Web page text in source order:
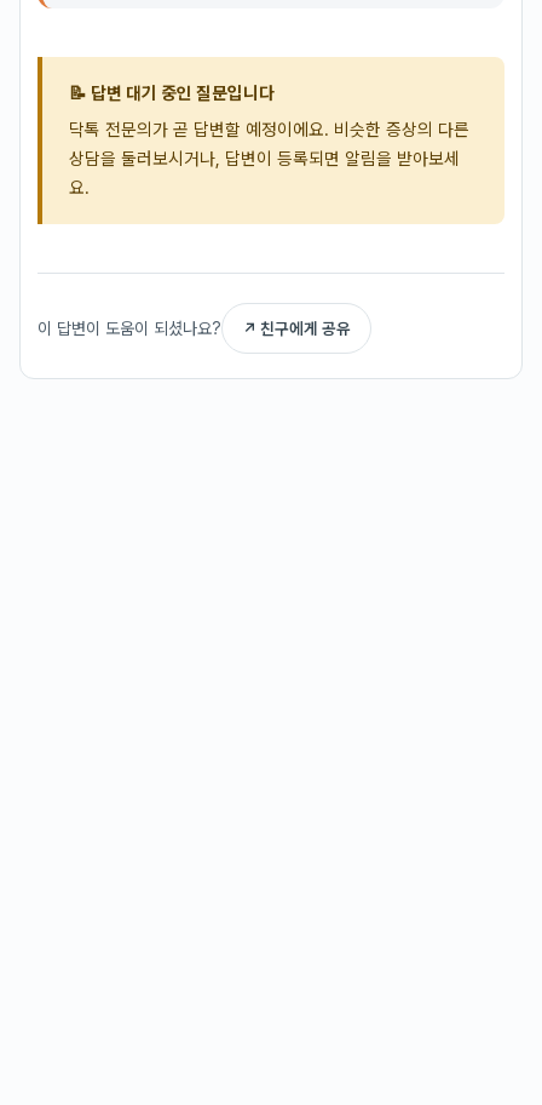
📝 답변 대기 중인 질문입니다
닥톡 전문의가 곧 답변할 예정이에요. 비슷한 증상의 다른
상담을 둘러보시거나, 답변이 등록되면 알림을 받아보세
요.
이 답변이 도움이 되셨나요? ↗ 친구에게 공유